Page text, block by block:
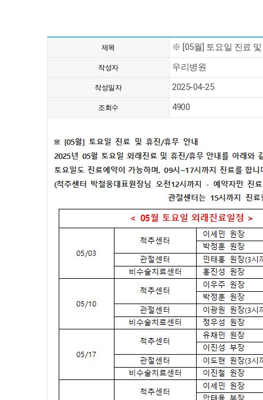
제목 ※ [05월] 토요일 진료
작성자 우리병원
작성일자 2025-04-25
조회수 4900